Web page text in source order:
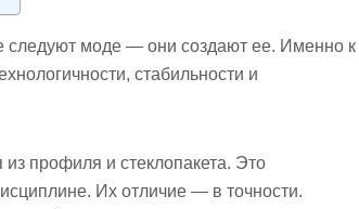
следуют моде — они создают ее. Именно к
стабильности и
профиля и стеклопакета. Это
Их отличие — в точности.